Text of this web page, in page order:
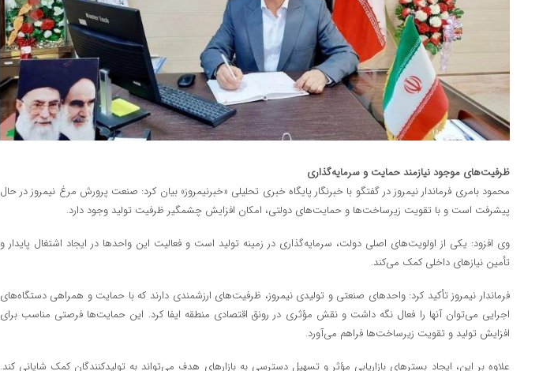
ظرفیت‌های موجود نیازمند حمایت و سرمایه‌گذاری
محمود بامری فرماندار نیمروز در گفتگو با خبرنگار پایگاه خبری تحلیلی «خبرنیمروز» بیان کرد: صنعت پرورش مرغ نیمروز در حال
پیشرفت است و با تقویت زیرساخت‌ها و حمایت‌های دولتی، امکان افزایش چشمگیر ظرفیت تولید وجود دارد.
وی افزود: یکی از اولویت‌های اصلی دولت، سرمایه‌گذاری در زمینه تولید است و فعالیت این واحدها در ایجاد اشتغال پایدار و
تأمین نیازهای داخلی کمک می‌کند.
فرماندار نیمروز تأکید کرد: واحدهای صنعتی و تولیدی نیمروز، ظرفیت‌های ارزشمندی دارند که با حمایت و همراهی دستگاه‌های
اجرایی می‌توان آنها را فعال نگه داشت و نقش مؤثری در رونق اقتصادی منطقه ایفا کرد. این حمایت‌ها فرصتی مناسب برای
افزایش تولید و تقویت زیرساخت‌ها فراهم می‌آورد.
علاوه بر این، ایجاد بسترهای بازاریابی مؤثر و تسهیل دسترسی به بازارهای هدف می‌تواند به تولیدکنندگان کمک شایانی کند.